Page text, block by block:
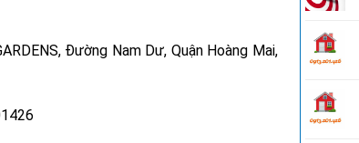
Đường Nam Dư, Quận Hoàng Mai,